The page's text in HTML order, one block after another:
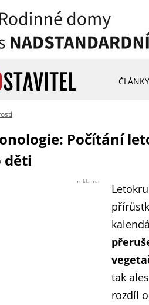
ČLÁNKY
Počítání
děti
reklama
tak
rozdíl